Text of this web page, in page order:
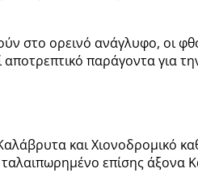
ορεινό ανάγλυφο, οι
παράγοντα για
και Χιονοδρομικό
επίσης άξονα